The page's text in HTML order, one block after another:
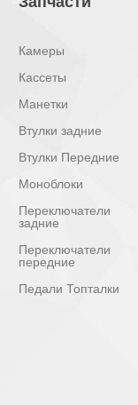
Камеры
Кассеты
Манетки
Втулки задние
Втулки Передние
Моноблоки
Переключатели
задние
Переключатели
передние
Педали Топталки